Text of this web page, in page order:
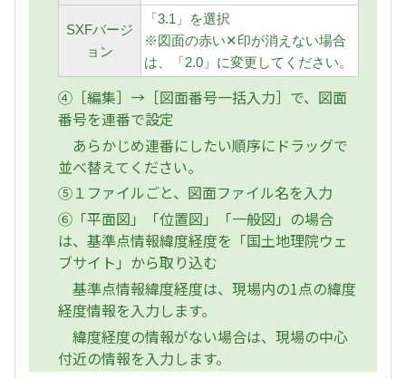
SXFバージ
ョン
「3.1」を選択
※図面の赤い✕印が消えない場合
は、「2.0」に変更してください。
④［編集］→［図面番号一括入力］で、図面
番号を連番で設定
あらかじめ連番にしたい順序にドラッグで
並べ替えてください。
⑤１ファイルごと、図面ファイル名を入力
⑥「平面図」「位置図」「一般図」の場合
は、基準点情報緯度経度を「国土地理院ウェ
ブサイト」から取り込む
基準点情報緯度経度は、現場内の1点の緯度
経度情報を入力します。
緯度経度の情報がない場合は、現場の中心
付近の情報を入力します。